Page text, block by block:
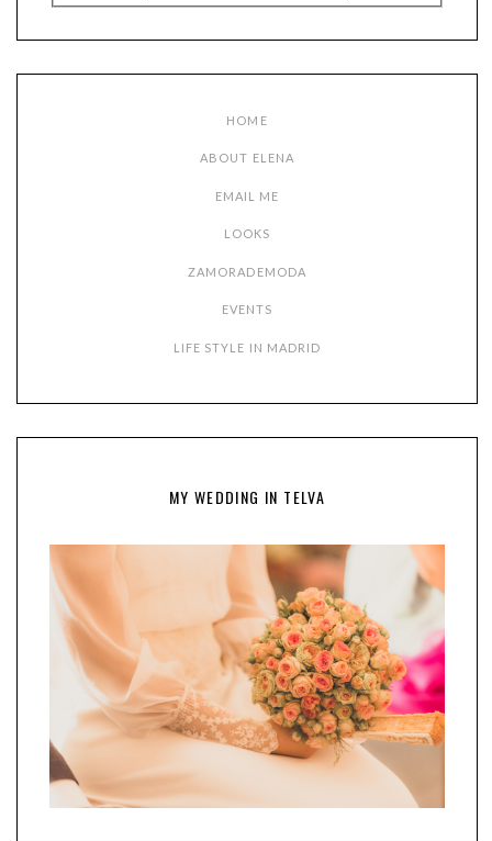
HOME
ABOUT ELENA
EMAIL ME
LOOKS
ZAMORADEMODA
EVENTS
LIFE STYLE IN MADRID
MY WEDDING IN TELVA